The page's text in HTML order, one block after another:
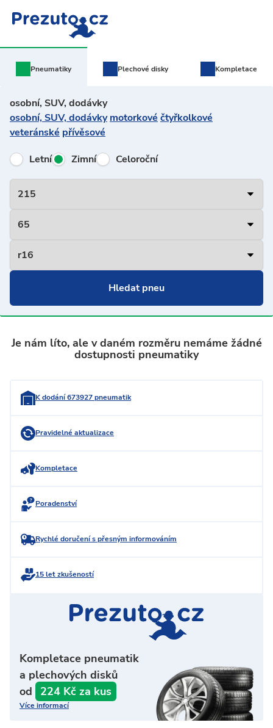
Pneumatiky Plechovédisky Kompletace
osobní, SUV, dodávky
osobní, SUV, dodávky motorkové čtyřkolkové
veteránské přívěsové
Letní
Zimní Celoroční
Je nám líto, ale v daném rozměru nemáme žádné
dostupnosti pneumatiky
K dodání 673927 pneumatik
Pravidelné aktualizace
Kompletace
Poradenství
Rychlé doručení s přesným informováním
15 let zkušeností
Kompletace pneumatik
a plechových disků
od
224 Kč za kus
Více informací